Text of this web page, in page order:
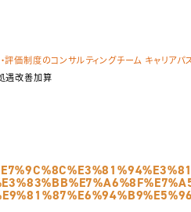
価制度のコンサルティングチーム キャリア
遇改善加算